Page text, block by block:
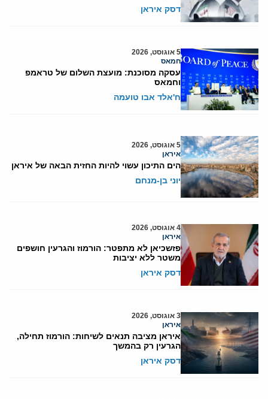
דסק איראן
5 אוגוסט, 2026
חמאס
עסקה מסוכנת: מועצת השלום של טראמפ
וחמאס
ח'אלד אבו טועמה
5 אוגוסט, 2026
איראן
הים התיכון עשוי להיות החזית הבאה של איראן
יוני בן-מנחם
4 אוגוסט, 2026
איראן
פזשכיאן לא מתפטר: הורמוז והגרעין חושפים
משטר ללא יציבות
דסק איראן
3 אוגוסט, 2026
איראן
איראן מציבה תנאים לשיחות: הורמוז תחילה,
הגרעין רק בהמשך
דסק איראן